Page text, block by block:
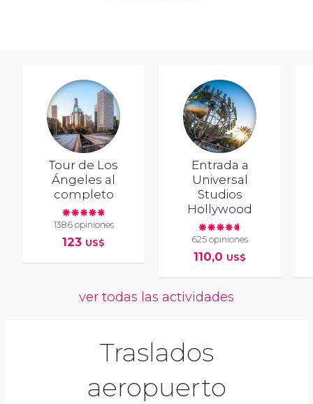
Tour de Los
Ángeles al
completo
1386 opiniones
123 US$
Entrada a
Universal
Studios
Hollywood
625 opiniones
110,0 US$
ver todas las actividades
Traslados
aeropuerto